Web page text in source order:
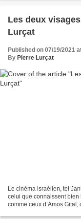
Les deux
Lurçat
Published on 07/19/2021
By Pierre Lurçat
Le cinéma israélien, tel
celui que connaissent bien
comme ceux d’Amos